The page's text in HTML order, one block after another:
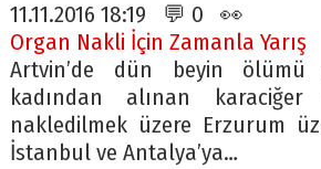
11.11.2016 18:19 💬 0 👀
Organ Nakli İçin Zamanla Yarış
Artvin’de dün beyin ölümü
kadından alınan
nakledilmek üzere Erzurum
İstanbul ve Antalya’ya…